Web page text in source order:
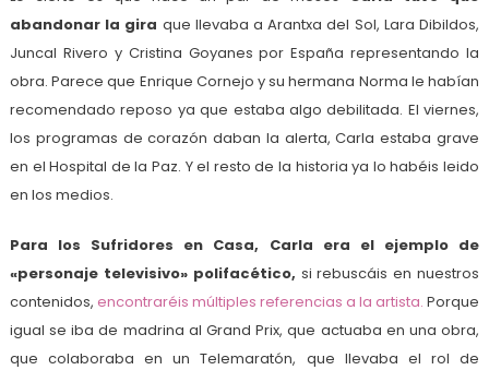
abandonar la gira que llevaba a Arantxa del Sol, Lara Dibildos,
Juncal Rivero y Cristina Goyanes por España representando la
obra. Parece que Enrique Cornejo y su hermana Norma le habían
recomendado reposo ya que estaba algo debilitada. El viernes,
los programas de corazón daban la alerta, Carla estaba grave
en el Hospital de la Paz. Y el resto de la historia ya lo habéis leido
en los medios.
Para los Sufridores en Casa, Carla era el ejemplo de
«personaje televisivo» polifacético, si rebuscáis en nuestros
contenidos, encontraréis múltiples referencias a la artista. Porque
igual se iba de madrina al Grand Prix, que actuaba en una obra,
que colaboraba en un Telemaratón, que llevaba el rol de